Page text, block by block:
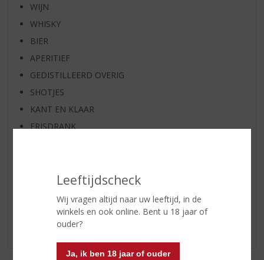
Leeftijdscheck
Wij vragen altijd naar uw leeftijd, in de
winkels en ook online. Bent u 18 jaar of
ouder?
Ja, ik ben 18 jaar of ouder
WIJN
WHISKY
BIER
APERITIEF
GEDISTILLEERD OVERIG
SHOTJES
KANT EN KLAAR
FRISDRANK
(RELATIE)GESCHENKEN
PARTY EN VERHUUR
ALCOHOLVRIJE DRANKEN
VEGAN DRANKEN